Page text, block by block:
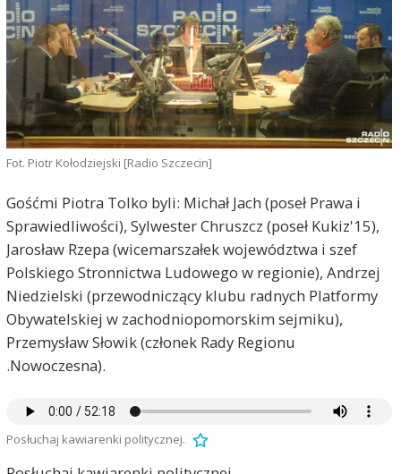
Fot. Piotr Kołodziejski [Radio Szczecin]
Gośćmi Piotra Tolko byli: Michał Jach (poseł Prawa i
Sprawiedliwości), Sylwester Chruszcz (poseł Kukiz'15),
Jarosław Rzepa (wicemarszałek województwa i szef
Polskiego Stronnictwa Ludowego w regionie), Andrzej
Niedzielski (przewodniczący klubu radnych Platformy
Obywatelskiej w zachodniopomorskim sejmiku),
Przemysław Słowik (członek Rady Regionu
.Nowoczesna).
Posłuchaj kawiarenki politycznej.